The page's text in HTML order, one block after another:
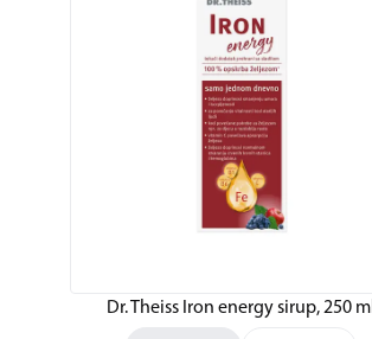
Dr. Theiss Iron energy sirup, 250 ml